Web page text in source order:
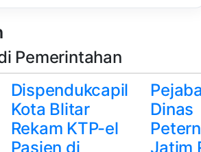
Pemerintahan
Dispendukcapil
Kota Blitar
Rekam KTP-el
Pasien di
Dinas
Jatim